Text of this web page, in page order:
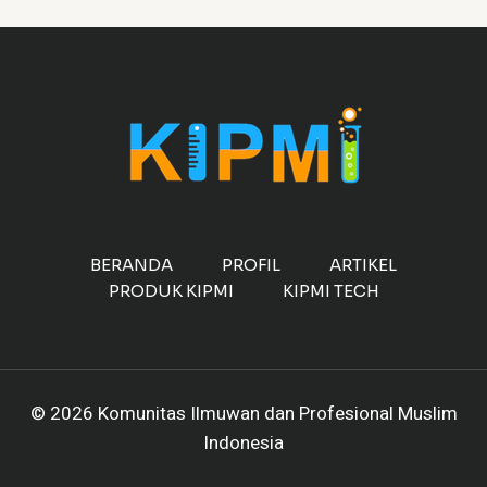
BERANDA PROFIL
ARTIKEL
PRODUK KIPMI
KIPMI TECH
© 2026 Komunitas Ilmuwan dan Profesional Muslim
Indonesia